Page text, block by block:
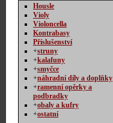
Housle
Violy
Violoncella
Kontrabasy
Příslušenství
+struny
+kalafuny
+smyčce
+náhradní díly a doplňky
+ramenní opěrky a
podbradky
+obaly a kufry
+ostatní